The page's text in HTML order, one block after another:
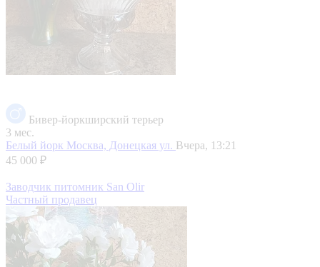
Бивер-йоркширский терьер
3 мес.
Белый йорк Москва, Донецкая ул. Вчера, 13:21
45 000 ₽
Заводчик питомник San Olir
Частный продавец